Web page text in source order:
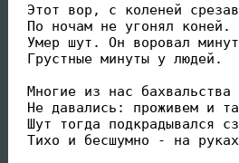
Этот вор, с коленей
По ночам не угонял коней.
Умер шут. Он воровал
Грустные минуты у людей.
Многие из нас бахвальства
Не давались: проживем и
Шут тогда подкрадывался
Тихо и бесшумно - на